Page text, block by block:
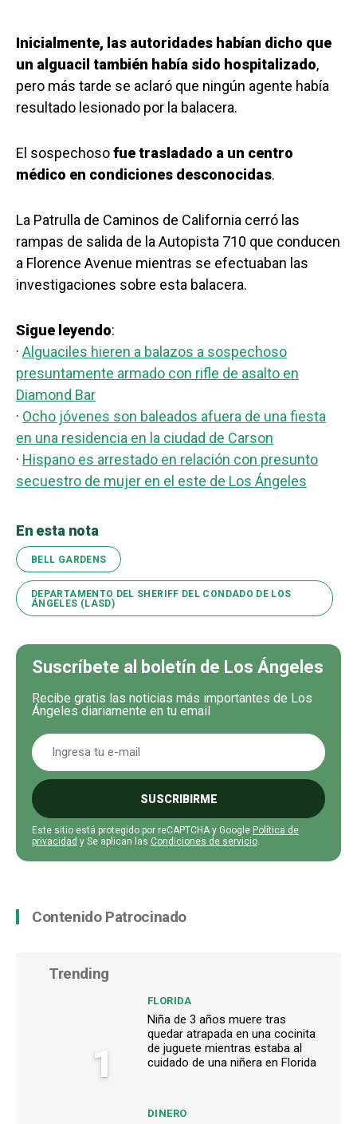
Inicialmente, las autoridades habían dicho que
un alguacil también había sido hospitalizado,
pero más tarde se aclaró que ningún agente había
resultado lesionado por la balacera.
El sospechosofue trasladado a un centro
médico en condiciones desconocidas.
La Patrulla de Caminos de California cerró las
rampas de salida de la Autopista 710 que conducen
a Florence Avenue mientras se efectuaban las
investigaciones sobre esta balacera.
Sigue leyendo:
· Alguaciles hieren a balazos a sospechoso
presuntamente armado con rifle de asalto en
Diamond Bar
· Ocho jóvenes son baleados afuera de una fiesta
en una residencia en la ciudad de Carson
· Hispano es arrestado en relación con presunto
secuestro de mujer en el este de Los Ángeles
En esta nota
BELL GARDENS
DEPARTAMENTO DEL SHERIFF DEL CONDADO DE LOS
ÁNGELES (LASD)
Suscríbete al boletín de Los Ángeles
Recibe gratis las noticias más importantes de Los
Ángeles diariamente en tu email
SUSCRIBIRME
Este sitio está protegido por reCAPTCHA y Google Política de
privacidad y Se aplican las Condiciones de servicio.
Contenido Patrocinado
Trending
1
FLORIDA
Niña de 3 años muere tras
quedar atrapada en una cocinita
de juguete mientras estaba al
cuidado de una niñera en Florida
DINERO